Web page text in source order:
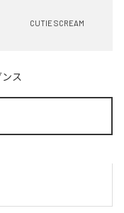
CUTIE SCREAM
ンス